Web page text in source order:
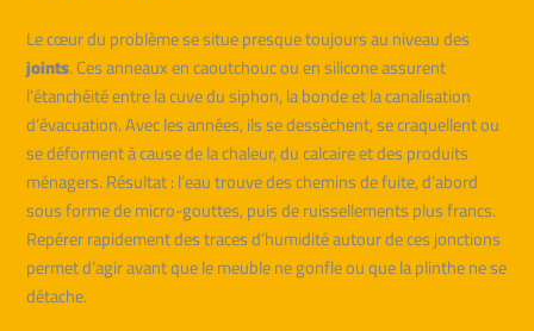
Le cœur du problème se situe presque toujours au niveau des
joints. Ces anneaux en caoutchouc ou en silicone assurent
l’étanchéité entre la cuve du siphon, la bonde et la canalisation
d’évacuation. Avec les années, ils se dessèchent, se craquellent ou
se déforment à cause de la chaleur, du calcaire et des produits
ménagers. Résultat : l’eau trouve des chemins de fuite, d’abord
sous forme de micro-gouttes, puis de ruissellements plus francs.
Repérer rapidement des traces d’humidité autour de ces jonctions
permet d’agir avant que le meuble ne gonfle ou que la plinthe ne se
détache.